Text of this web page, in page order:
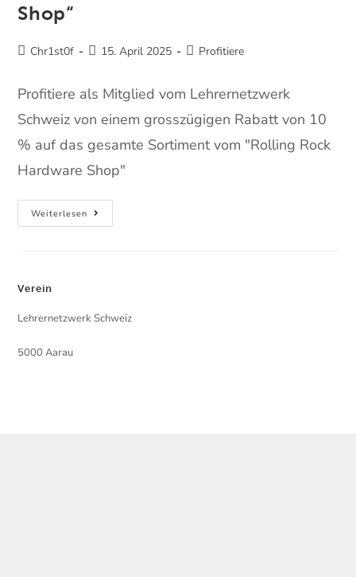
Shop“
Chr1st0f 15. April 2025 Profitiere
Profitiere als Mitglied vom Lehrernetzwerk
Schweiz von einem grosszügigen Rabatt von 10
% auf das gesamte Sortiment vom "Rolling Rock
Hardware Shop"
Weiterlesen
Verein
Lehrernetzwerk Schweiz
5000 Aarau